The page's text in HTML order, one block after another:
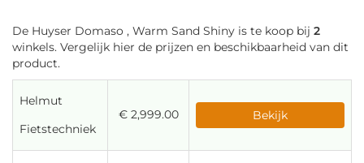
De Huyser Domaso , Warm Sand Shiny is te koop bij 2
winkels. Vergelijk hier de prijzen en beschikbaarheid van dit
product.
Helmut
Fietstechniek
€ 2,999.00 Bekijk